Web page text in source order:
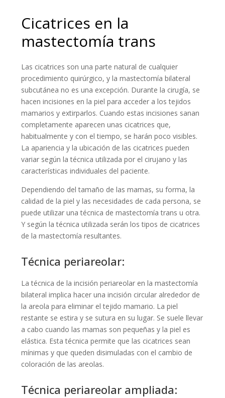
Cicatrices en la
mastectomía trans
Las cicatrices son una parte natural de cualquier
procedimiento quirúrgico, y la mastectomía bilateral
subcutánea no es una excepción. Durante la cirugía, se
hacen incisiones en la piel para acceder a los tejidos
mamarios y extirparlos. Cuando estas incisiones sanan
completamente aparecen unas cicatrices que,
habitualmente y con el tiempo, se harán poco visibles.
La apariencia y la ubicación de las cicatrices pueden
variar según la técnica utilizada por el cirujano y las
características individuales del paciente.
Dependiendo del tamaño de las mamas, su forma, la
calidad de la piel y las necesidades de cada persona, se
puede utilizar una técnica de mastectomía trans u otra.
Y según la técnica utilizada serán los tipos de cicatrices
de la mastectomía resultantes.
Técnica periareolar:
La técnica de la incisión periareolar en la mastectomía
bilateral implica hacer una incisión circular alrededor de
la areola para eliminar el tejido mamario. La piel
restante se estira y se sutura en su lugar. Se suele llevar
a cabo cuando las mamas son pequeñas y la piel es
elástica. Esta técnica permite que las cicatrices sean
mínimas y que queden disimuladas con el cambio de
coloración de las areolas.
Técnica periareolar ampliada: